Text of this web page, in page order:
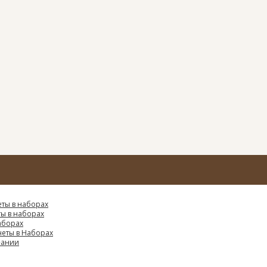
в наборах
в наборах
в Наборах